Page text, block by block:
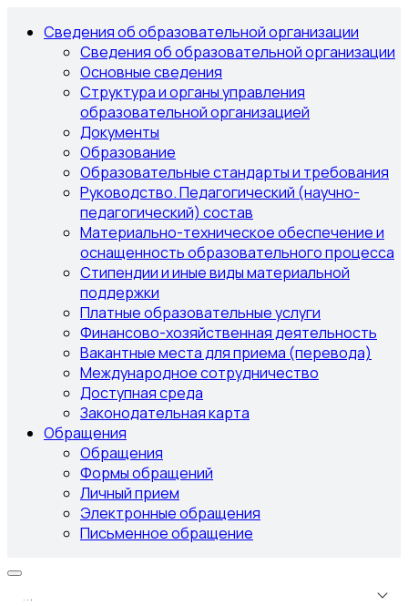
Сведения об образовательной организации
Сведения об образовательной организации
Основные сведения
Структура и органы управления
образовательной организацией
Документы
Образование
Образовательные стандарты и требования
Руководство. Педагогический (научно-
педагогический) состав
Материально-техническое обеспечение и
оснащенность образовательного процесса
Стипендии и иные виды материальной
поддержки
Платные образовательные услуги
Финансово-хозяйственная деятельность
Вакантные места для приема (перевода)
Международное сотрудничество
Доступная среда
Законодательная карта
Обращения
Обращения
Формы обращений
Личный прием
Электронные обращения
Письменное обращение
...